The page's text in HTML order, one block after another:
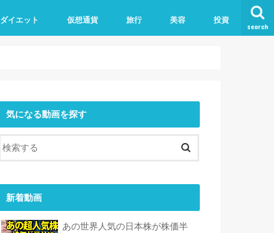
search
ダイエット 仮想通貨 旅行 美容 投資
気になる動画を探す
新着動画
あの世界人気の日本株が株価半